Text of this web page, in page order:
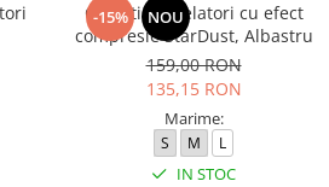
-15% NOU
Colanti modelatori cu efect
compresie StarDust, Albastru
159,00 RON
135,15 RON
Marime:
S M L
IN STOC